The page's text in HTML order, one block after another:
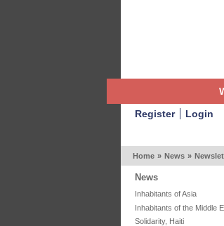
Register
Login
Home » News »
News
Inhabitants of Asia
Inhabitants of the Middle
Solidarity, Haiti